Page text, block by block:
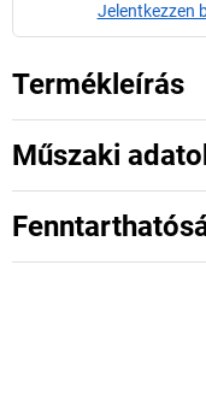
Jelentkezzen
Termékleírás
Műszaki